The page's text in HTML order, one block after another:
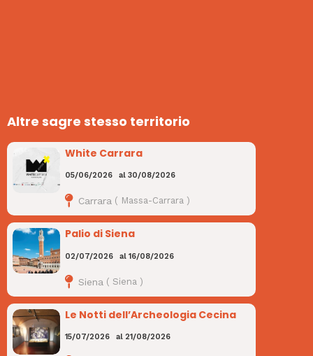
Altre sagre stesso territorio
White Carrara
05/06/2026 al30/08/2026
Carrara ( Massa-Carrara )
Palio di Siena
02/07/2026 al16/08/2026
Siena ( Siena )
Le Notti dell’Archeologia Cecina
15/07/2026 al 21/08/2026